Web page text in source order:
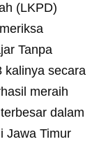
(LKPD)
Tanpa
kalinya secara
meraih
dalam
Jawa Timur